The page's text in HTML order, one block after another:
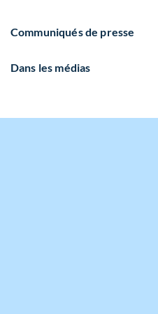
Communiqués de presse
Dans les médias